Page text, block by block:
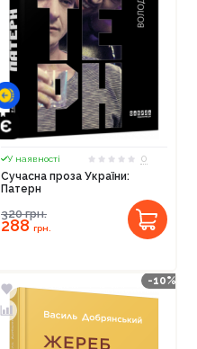
У наявності
0
Сучасна проза України:
Патерн
320грн.
288грн.
-10%